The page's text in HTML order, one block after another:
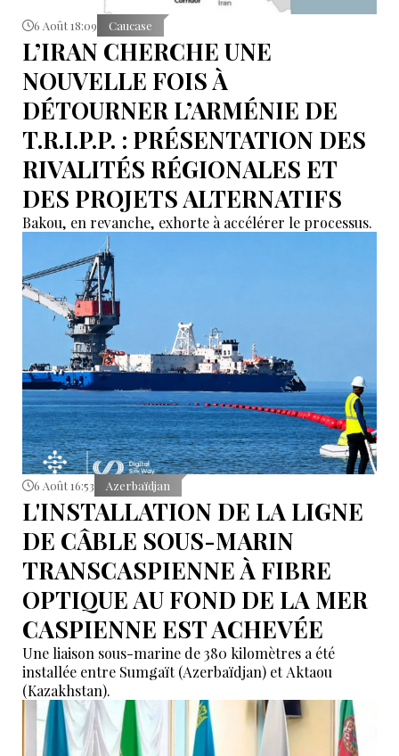
6 Août 18:09 Caucase
L’IRAN CHERCHE UNE
NOUVELLE FOIS À
DÉTOURNER L’ARMÉNIE DE
T.R.I.P.P. : PRÉSENTATION DES
RIVALITÉS RÉGIONALES ET
DES PROJETS ALTERNATIFS
Bakou, en revanche, exhorte à accélérer le processus.
6 Août 16:53 Azerbaïdjan
L'INSTALLATION DE LA LIGNE
DE CÂBLE SOUS-MARIN
TRANSCASPIENNE À FIBRE
OPTIQUE AU FOND DE LA MER
CASPIENNE EST ACHEVÉE
Une liaison sous-marine de 380 kilomètres a été
installée entre Sumgaït (Azerbaïdjan) et Aktaou
(Kazakhstan).